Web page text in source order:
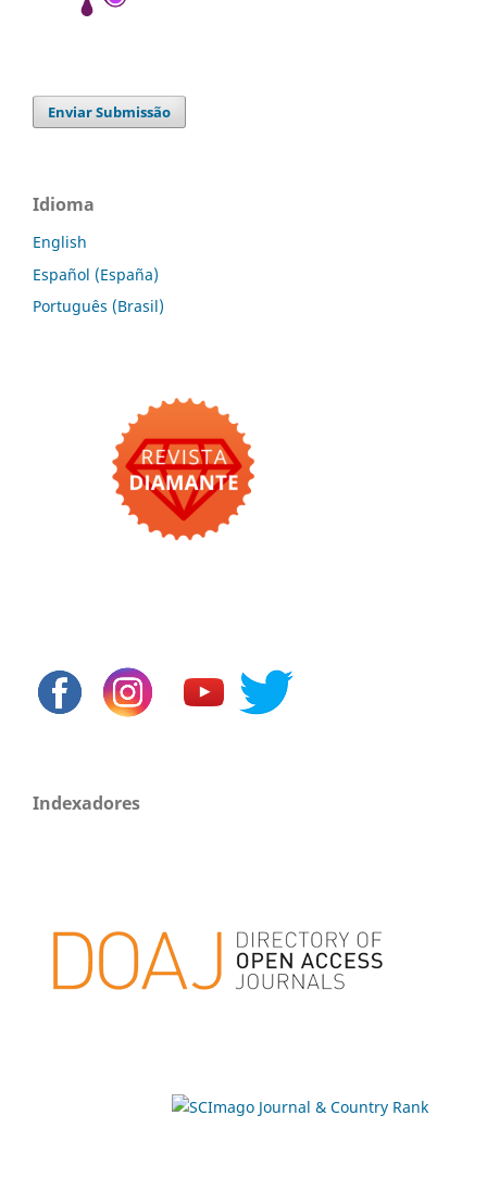
Enviar Submissão
Idioma
English
Español (España)
Português (Brasil)
Indexadores